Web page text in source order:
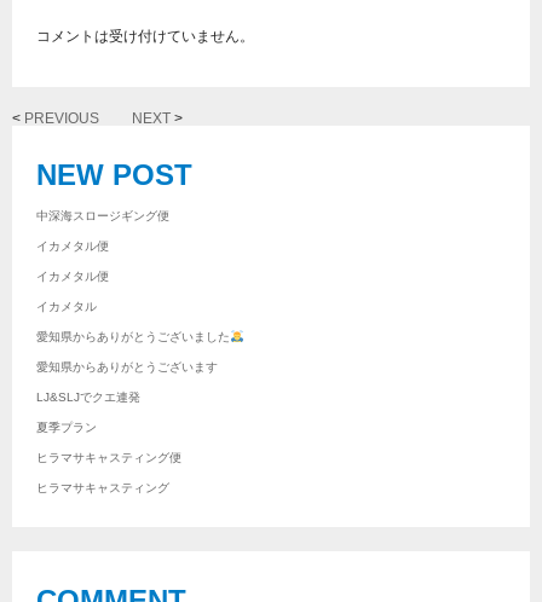
コメントは受け付けていません。
< PREVIOUS NEXT >
NEW POST
中深海スロージギング便
イカメタル便
イカメタル便
イカメタル
愛知県からありがとうございました
愛知県からありがとうございます
LJ&SLJでクエ連発
夏季プラン
ヒラマサキャスティング便
ヒラマサキャスティング